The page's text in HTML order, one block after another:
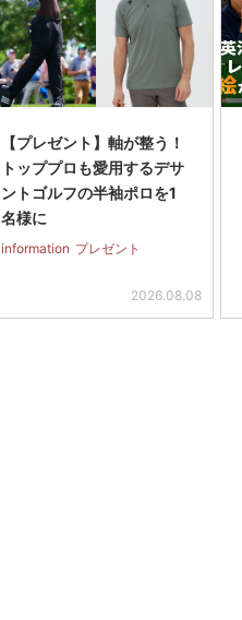
【プレゼント】軸が整う！
トッププロも愛用するデサ
ントゴルフの半袖ポロを1
名様に
information プレゼント
2026.08.08